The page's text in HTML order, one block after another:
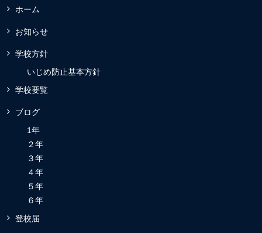
ホーム
お知らせ
学校方針
いじめ防止基本方針
学校要覧
ブログ
1年
２年
３年
４年
５年
６年
登校届